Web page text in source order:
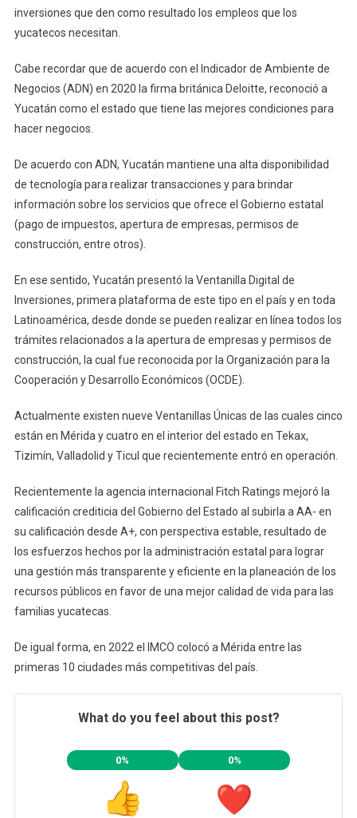
inversiones que den como resultado los empleos que los
yucatecos necesitan.
Cabe recordar que de acuerdo con el Indicador de Ambiente de
Negocios (ADN) en 2020 la firma británica Deloitte, reconoció a
Yucatán como el estado que tiene las mejores condiciones para
hacer negocios.
De acuerdo con ADN, Yucatán mantiene una alta disponibilidad
de tecnología para realizar transacciones y para brindar
información sobre los servicios que ofrece el Gobierno estatal
(pago de impuestos, apertura de empresas, permisos de
construcción, entre otros).
En ese sentido, Yucatán presentó la Ventanilla Digital de
Inversiones, primera plataforma de este tipo en el país y en toda
Latinoamérica, desde donde se pueden realizar en línea todos los
trámites relacionados a la apertura de empresas y permisos de
construcción, la cual fue reconocida por la Organización para la
Cooperación y Desarrollo Económicos (OCDE).
Actualmente existen nueve Ventanillas Únicas de las cuales cinco
están en Mérida y cuatro en el interior del estado en Tekax,
Tizimín, Valladolid y Ticul que recientemente entró en operación.
Recientemente la agencia internacional Fitch Ratings mejoró la
calificación crediticia del Gobierno del Estado al subirla a AA- en
su calificación desde A+, con perspectiva estable, resultado de
los esfuerzos hechos por la administración estatal para lograr
una gestión más transparente y eficiente en la planeación de los
recursos públicos en favor de una mejor calidad de vida para las
familias yucatecas.
De igual forma, en 2022 el IMCO colocó a Mérida entre las
primeras 10 ciudades más competitivas del país.
What do you feel about this post?
0% 0%